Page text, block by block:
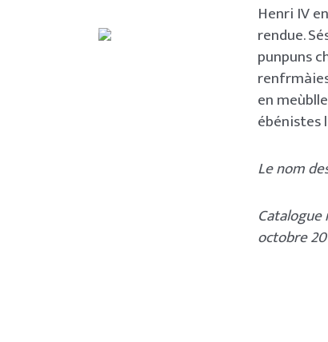
Henri IV
rendue.
punpuns
en
ébénistes
Le nom
Catalogue
octobre